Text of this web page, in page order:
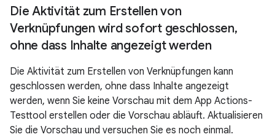
Die Aktivität zum Erstellen von
Verknüpfungen wird sofort geschlossen,
ohne dass Inhalte angezeigt werden
Die Aktivität zum Erstellen von Verknüpfungen kann
geschlossen werden, ohne dass Inhalte angezeigt
werden, wenn Sie keine Vorschau mit dem App Actions-
Testtool erstellen oder die Vorschau abläuft. Aktualisieren
Sie die Vorschau und versuchen Sie es noch einmal.